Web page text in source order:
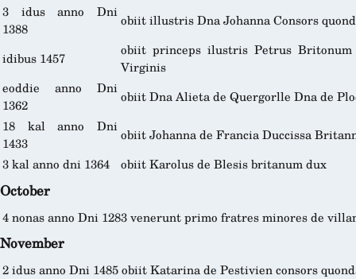
3 idus anno Dni
1388
obiit illustris Dna Johanna Consors
idibus 1457
obiit princeps ilustris Petrus
Virginis
eoddie anno Dni
1362
obiit Dna Alieta de Quergorlle Dna de
18 kal anno Dni
1433
obiit Johanna de Francia Duccissa
3 kal anno dni 1364
obiit Karolus de Blesis britanum dux
October
4 nonas anno Dni 1283venerunt primo fratres minores de
November
2 idus anno Dni 1485obiit Katarina de Pestivien consors